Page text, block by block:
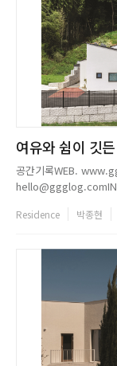
여유와 쉼이 깃
공간기록WEB.
Residence 박종현